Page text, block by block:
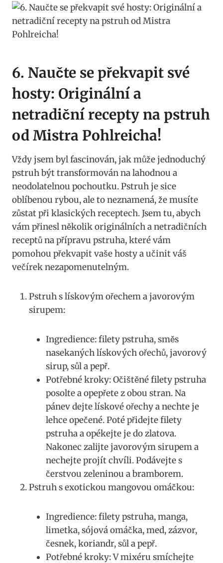
6.​ Naučte se překvapit své
hosty: Originální a
netradiční recepty na pstruh
od⁢ Mistra Pohlreicha!
Vždy ⁢jsem byl fascinován, ⁣jak může jednoduchý
pstruh být transformován na‌ lahodnou a
neodolatelnou pochoutku. Pstruh je⁢ sice
‌oblíbenou rybou, ale to neznamená, že musíte
zůstat při klasických receptech. Jsem tu, abych
vám přinesl několik originálních a netradičních
receptů na přípravu ⁣pstruha, které‌ vám
pomohou překvapit vaše hosty a učinit ​váš
večírek‌ nezapomenutelným.
Pstruh s lískovým ořechem a⁢ javorovým
sirupem:
Ingredience: filety ‌pstruha, směs
nasekaných lískových ořechů, javorový
sirup, sůl a pepř.
Potřebné kroky: Očištěné filety pstruha
posolte a opepřete z obou stran. ‍Na
pánev⁤ dejte ‍lískové ořechy a nechte je
lehce opečené. Poté ‍přidejte filety
pstruha ‌a opékejte ⁢je do zlatova.
Nakonec zalijte javorovým sirupem a
nechejte projít chvíli. ‌Podávejte s
⁤čerstvou ​zeleninou a bramborem.
Pstruh s⁤ exotickou mangovou omáčkou:
Ingredience: filety pstruha, manga,
limetka, ‍sójová omáčka, ⁤med, zázvor,
česnek,‌ koriandr, sůl a pepř.
Potřebné ​kroky: V mixéru smíchejte ​